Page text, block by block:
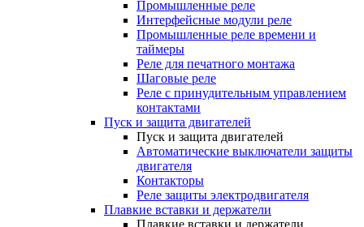
Промышленные реле
Интерфейсные модули реле
Промышленные реле времени и
таймеры
Реле для печатного монтажа
Шаговые реле
Реле с принудительным управлением
контактами
Пуск и защита двигателей
Пуск и защита двигателей
Автоматические выключатели защиты
двигателя
Контакторы
Реле защиты электродвигателя
Плавкие вставки и держатели
Плавкие вставки и держатели